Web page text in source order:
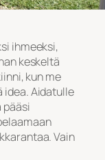
ihmeeksi,
keskeltä
kun me
idea. Aidatulle
pääsi
Vain